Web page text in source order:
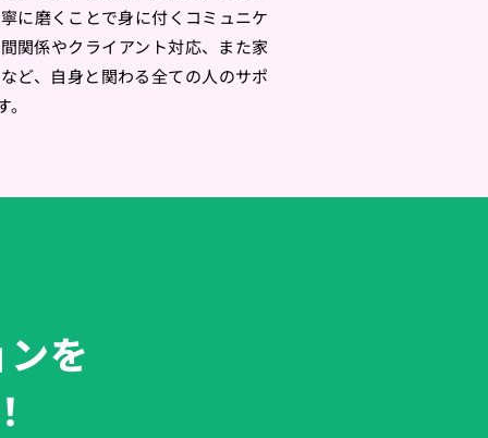
に磨くことで身に付くコミュニケ
関係やクライアント対応、また家
ど、自身と関わる全ての人のサポ
を